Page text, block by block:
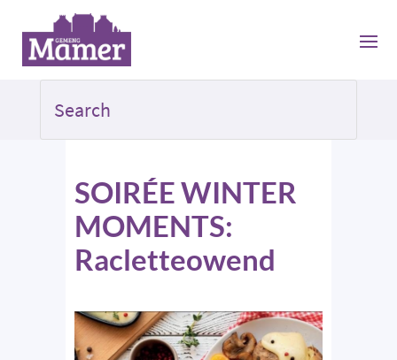
SOIRÉE WINTER
MOMENTS:
Racletteowend